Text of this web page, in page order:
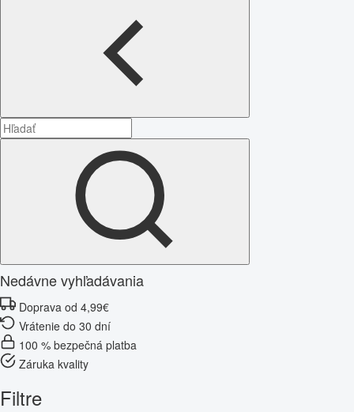
Nedávne vyhľadávania
Doprava od 4,99€
Vrátenie do 30 dní
100 % bezpečná platba
Záruka kvality
Filtre